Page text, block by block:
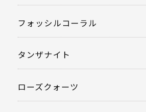
フォッシルコーラル
タンザナイト
ローズクォーツ